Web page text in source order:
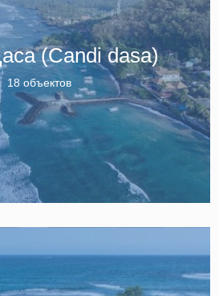
(Candi dasa)
18 объектов